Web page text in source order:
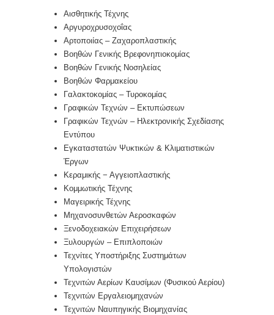
Αισθητικής Τέχνης
Αργυροχρυσοχοΐας
Αρτοποιίας – Ζαχαροπλαστικής
Βοηθών Γενικής Βρεφονηπιοκομίας
Βοηθών Γενικής Νοσηλείας
Βοηθών Φαρμακείου
Γαλακτοκομίας – Τυροκομίας
Γραφικών Τεχνών – Εκτυπώσεων
Γραφικών Τεχνών – Ηλεκτρονικής Σχεδίασης
Εντύπου
Εγκαταστατών Ψυκτικών & Κλιματιστικών
Έργων
Κεραμικής − Αγγειοπλαστικής
Κομμωτικής Τέχνης
Μαγειρικής Τέχνης
Μηχανοσυνθετών Αεροσκαφών
Ξενοδοχειακών Επιχειρήσεων
Ξυλουργών – Επιπλοποιών
Τεχνίτες Υποστήριξης Συστημάτων
Υπολογιστών
Τεχνιτών Αερίων Καυσίμων (Φυσικού Αερίου)
Τεχνιτών Εργαλειομηχανών
Τεχνιτών Ναυπηγικής Βιομηχανίας